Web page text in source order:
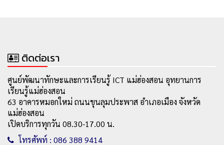
ติดต่อเรา
ศูนย์พัฒนาทักษะและการเรียนรู้ ICT แม่ฮ่องสอน อุทยานการ
เรียนรู้แม่ฮ่องสอน
63 อาคารหมอกใหม่ ถนนขุนลุมประพาส อำเภอเมือง จังหวัด
แม่ฮ่องสอน
เปิดบริการทุกวัน 08.30-17.00 น.
โทรศัพท์ : 086 388 9414